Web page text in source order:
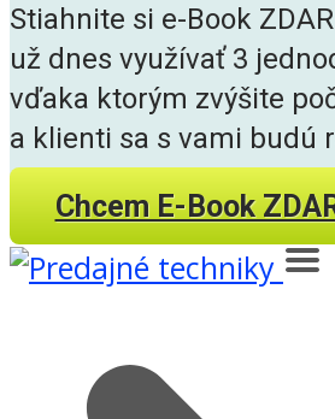
Stiahnite si e-Book
už dnes využívať 3
vďaka ktorým zvýšite
a klienti sa s vami budú
Chcem E-Book